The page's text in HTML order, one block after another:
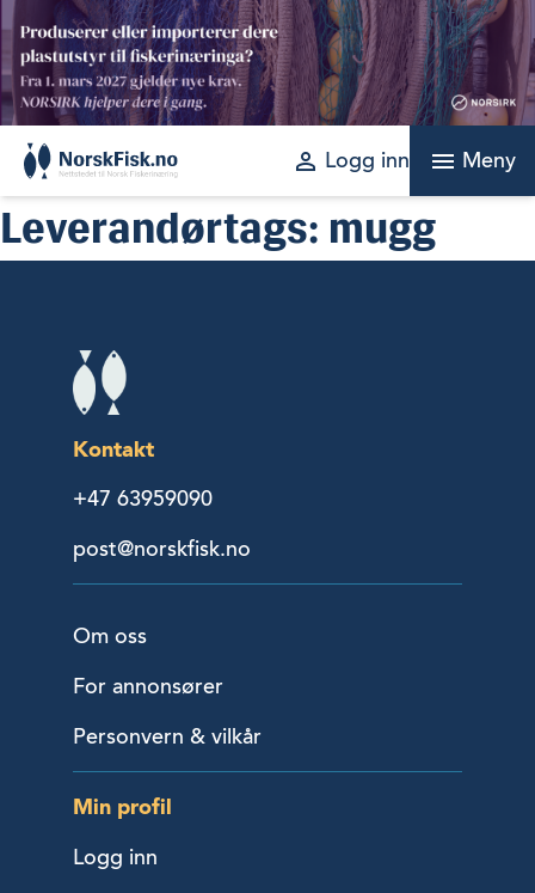
Skip
content
perm_identity Logg inn menu Meny
Leverandørtags: mugg
Kontakt
+47 63959090
post@norskfisk.no
Om oss
For annonsører
Personvern & vilkår
Min profil
Logg inn